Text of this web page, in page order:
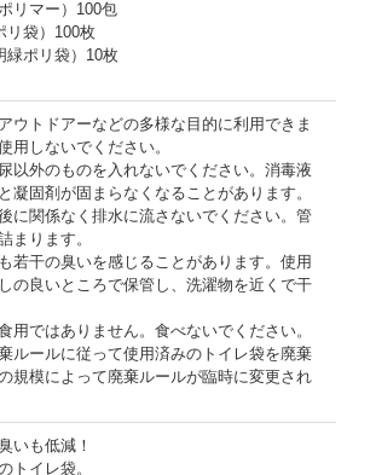
リマー）100包
リ袋）100枚
緑ポリ袋）10枚
ウトドアーなどの多様な目的に利用できま
用しないでください。
以外のものを入れないでください。消毒液
凝固剤が固まらなくなることがあります。
に関係なく排水に流さないでください。管
まります。
若干の臭いを感じることがあります。使用
の良いところで保管し、洗濯物を近くで干
用ではありません。食べないでください。
ルールに従って使用済みのトイレ袋を廃棄
規模によって廃棄ルールが臨時に変更され
いも低減！
トイレ袋。